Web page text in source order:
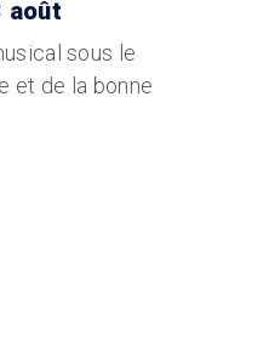
août
sous le
et de la bonne